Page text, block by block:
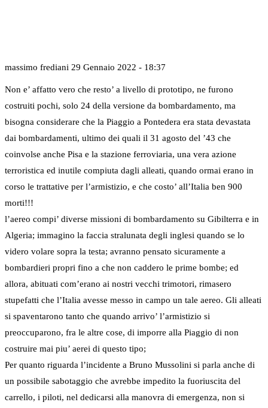
massimo frediani 29 Gennaio 2022 - 18:37
Non e’ affatto vero che resto’ a livello di prototipo, ne furono
costruiti pochi, solo 24 della versione da bombardamento, ma
bisogna considerare che la Piaggio a Pontedera era stata devastata
dai bombardamenti, ultimo dei quali il 31 agosto del ’43 che
coinvolse anche Pisa e la stazione ferroviaria, una vera azione
terroristica ed inutile compiuta dagli alleati, quando ormai erano in
corso le trattative per l’armistizio, e che costo’ all’Italia ben 900
morti!!!
l’aereo compi’ diverse missioni di bombardamento su Gibilterra e in
Algeria; immagino la faccia stralunata degli inglesi quando se lo
videro volare sopra la testa; avranno pensato sicuramente a
bombardieri propri fino a che non caddero le prime bombe; ed
allora, abituati com’erano ai nostri vecchi trimotori, rimasero
stupefatti che l’Italia avesse messo in campo un tale aereo. Gli alleati
si spaventarono tanto che quando arrivo’ l’armistizio si
preoccuparono, fra le altre cose, di imporre alla Piaggio di non
costruire mai piu’ aerei di questo tipo;
Per quanto riguarda l’incidente a Bruno Mussolini si parla anche di
un possibile sabotaggio che avrebbe impedito la fuoriuscita del
carrello, i piloti, nel dedicarsi alla manovra di emergenza, non si